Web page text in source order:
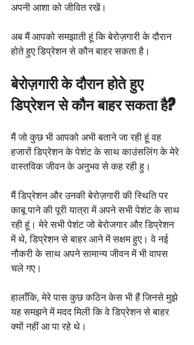
अपनी आशा को जीवित रखें।
अब मैं आपको समझाती हूं कि बेरोज़गारी के दौरान
होते हुए डिप्रेशन से कौन बाहर सकता है।
बेरोज़गारी के दौरान होते हुए
डिप्रेशन से कौन बाहर सकता है?
मैं जो कुछ भी आपको अभी बताने जा रही हूं वह
हजारों डिप्रेशन के पेशंट के साथ काउंसलिंग के मेरे
वास्तविक जीवन के अनुभव से कह रही हु।
मैं डिप्रेशन और उनकी बेरोज़गारी की स्थिति पर
काबू पाने की पूरी यात्रा में अपने सभी पेशंट के साथ
रही हूं। मेरे सभी पेशंट जो बेरोजगार और डिप्रेशन
में थे, डिप्रेशन से बाहर आने में सक्षम हुए। वे नई
नौकरी के साथ अपने सामान्य जीवन में भी वापस
चले गए।
हालाँकि, मेरे पास कुछ कठिन केस भी हैं जिनसे मुझे
यह समझने में मदद मिली कि वे डिप्रेशन से बाहर
क्यों नहीं आ पा रहे थे।